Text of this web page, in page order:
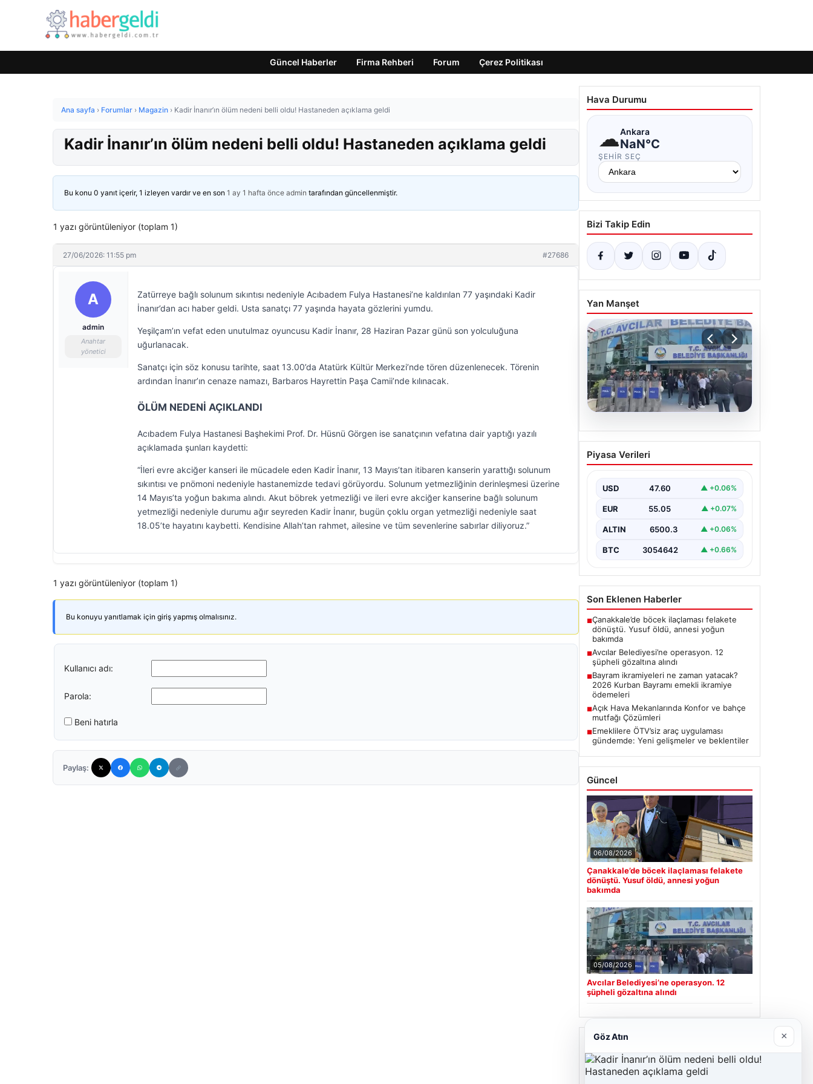
Güncel Haberler Firma Rehberi Forum Çerez Politikası
Ana sayfa › Forumlar › Magazin › Kadir İnanır’ın ölüm nedeni belli oldu! Hastaneden açıklama geldi
Kadir İnanır’ın ölüm nedeni belli oldu! Hastaneden açıklama geldi
Bu konu 0 yanıt içerir, 1 izleyen vardır ve en son 1 ay 1 hafta önce admin tarafından güncellenmiştir.
1 yazı görüntüleniyor (toplam 1)
27/06/2026: 11:55 pm #27686
A
admin
Anahtar
yönetici
Zatürreye bağlı solunum sıkıntısı nedeniyle Acıbadem Fulya Hastanesi’ne kaldırılan 77 yaşındaki Kadir
İnanır’dan acı haber geldi. Usta sanatçı 77 yaşında hayata gözlerini yumdu.
Yeşilçam’ın vefat eden unutulmaz oyuncusu Kadir İnanır, 28 Haziran Pazar günü son yolculuğuna
uğurlanacak.
Sanatçı için söz konusu tarihte, saat 13.00’da Atatürk Kültür Merkezi’nde tören düzenlenecek. Törenin
ardından İnanır’ın cenaze namazı, Barbaros Hayrettin Paşa Camii’nde kılınacak.
ÖLÜM NEDENİ AÇIKLANDI
Acıbadem Fulya Hastanesi Başhekimi Prof. Dr. Hüsnü Görgen ise sanatçının vefatına dair yaptığı yazılı
açıklamada şunları kaydetti:
“İleri evre akciğer kanseri ile mücadele eden Kadir İnanır, 13 Mayıs’tan itibaren kanserin yarattığı solunum
sıkıntısı ve pnömoni nedeniyle hastanemizde tedavi görüyordu. Solunum yetmezliğinin derinleşmesi üzerine
14 Mayıs’ta yoğun bakıma alındı. Akut böbrek yetmezliği ve ileri evre akciğer kanserine bağlı solunum
yetmezliği nedeniyle durumu ağır seyreden Kadir İnanır, bugün çoklu organ yetmezliği nedeniyle saat
18.05’te hayatını kaybetti. Kendisine Allah’tan rahmet, ailesine ve tüm sevenlerine sabırlar diliyoruz.”
1 yazı görüntüleniyor (toplam 1)
Bu konuyu yanıtlamak için giriş yapmış olmalısınız.
Kullanıcı adı:
Parola:
Beni hatırla
Paylaş:
Hava Durumu
☁Ankara
NaN°C
ŞEHIR SEÇ
Bizi Takip Edin
Yan Manşet
Avcılar Belediyesi’ne
operasyon. 12 şüpheli
Piyasa Verileri
USD 47.60 ▲ +0.06%
EUR 55.05 ▲ +0.07%
ALTIN 6500.3 ▲ +0.06%
BTC 3054642 ▲ +0.66%
Son Eklenen Haberler
■Çanakkale’de böcek ilaçlaması felakete
dönüştü. Yusuf öldü, annesi yoğun
bakımda
■Avcılar Belediyesi’ne operasyon. 12
şüpheli gözaltına alındı
■Bayram ikramiyeleri ne zaman yatacak?
2026 Kurban Bayramı emekli ikramiye
ödemeleri
■Açık Hava Mekanlarında Konfor ve bahçe
mutfağı Çözümleri
■Emeklilere ÖTV’siz araç uygulaması
gündemde: Yeni gelişmeler ve beklentiler
Güncel
06/08/2026
Çanakkale’de böcek ilaçlaması felakete
dönüştü. Yusuf öldü, annesi yoğun
bakımda
05/08/2026
Avcılar Belediyesi’ne operasyon. 12
şüpheli gözaltına alındı
Son Eklenen Firmalar
Göz Atın ×